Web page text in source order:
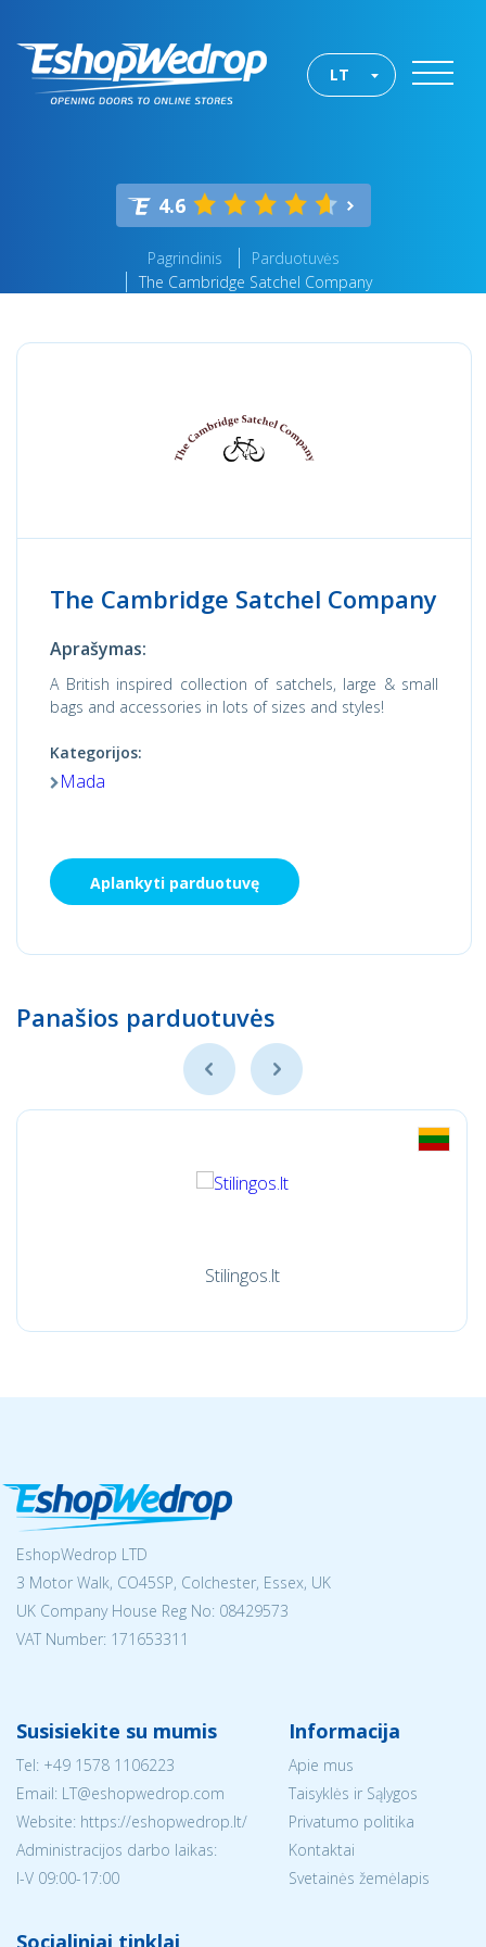
LT
4.6
Pagrindinis
Parduotuvės
The Cambridge Satchel Company
The Cambridge Satchel Company
Aprašymas:
A British inspired collection of satchels, large & small
bags and accessories in lots of sizes and styles!
Kategorijos:
Mada
Aplankyti parduotuvę
Panašios parduotuvės
Stilingos.lt
EshopWedrop LTD
3 Motor Walk, CO45SP, Colchester, Essex, UK
UK Company House Reg No: 08429573
VAT Number: 171653311
Susisiekite su mumis
Tel: +49 1578 1106223
Email: LT@eshopwedrop.com
Website: https://eshopwedrop.lt/
Administracijos darbo laikas:
I-V 09:00-17:00
Informacija
Apie mus
Taisyklės ir Sąlygos
Privatumo politika
Kontaktai
Svetainės žemėlapis
Socialiniai tinklai